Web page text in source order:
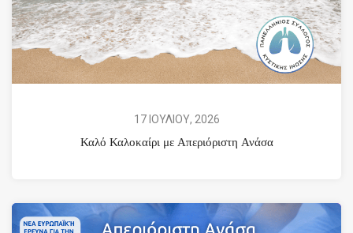
17 ΙΟΥΛΙΟΥ, 2026
Καλό Καλοκαίρι με Απεριόριστη Ανάσα